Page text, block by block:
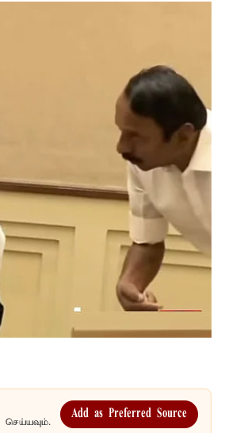
செய்யவும்.
Add as Preferred Source